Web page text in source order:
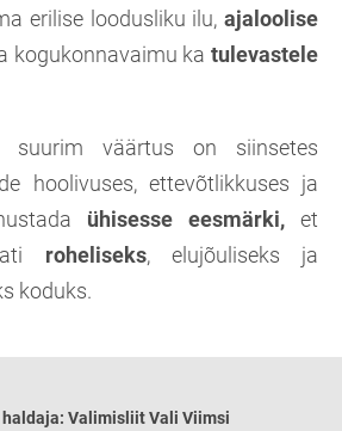
erilise loodusliku ilu, ajaloolise
kogukonnavaimu ka tulevastele
suurim väärtus on siinsetes
hoolivuses, ettevõtlikkuses ja
ühisesse eesmärki, et
roheliseks, elujõuliseks ja
koduks.
Valimisliit Vali Viimsi